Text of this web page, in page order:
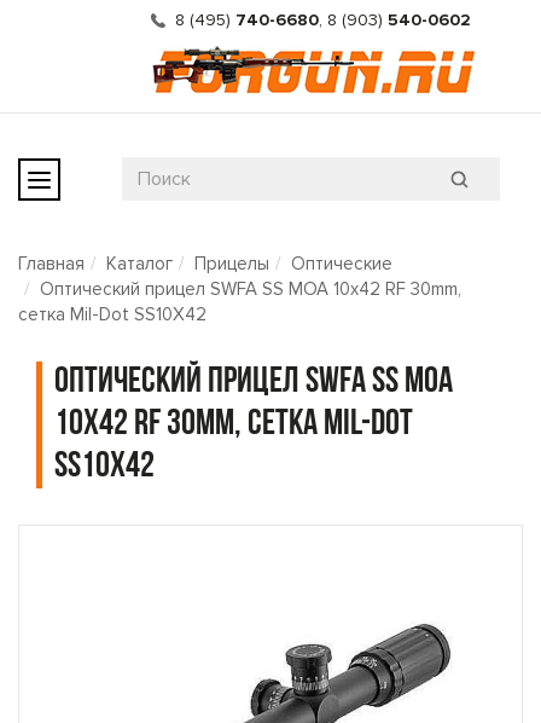
8 (495) 740-6680, 8 (903) 540-0602
Главная Каталог Прицелы
Оптические
Оптический прицел SWFA SS MOA 10x42 RF 30mm,
сетка Mil-Dot SS10X42
Оптический прицел SWFA SS MOA
10x42 RF 30mm, сетка Mil-Dot
SS10X42